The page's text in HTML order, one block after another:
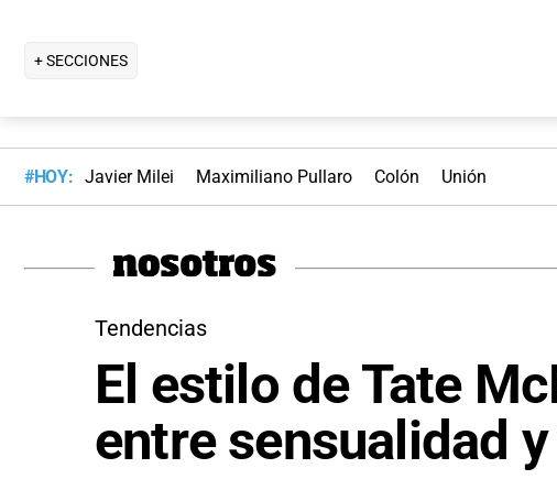
+ SECCIONES
#HOY: Javier Milei Maximiliano Pullaro Colón Unión
Tendencias
El estilo de Tate
entre sensualidad